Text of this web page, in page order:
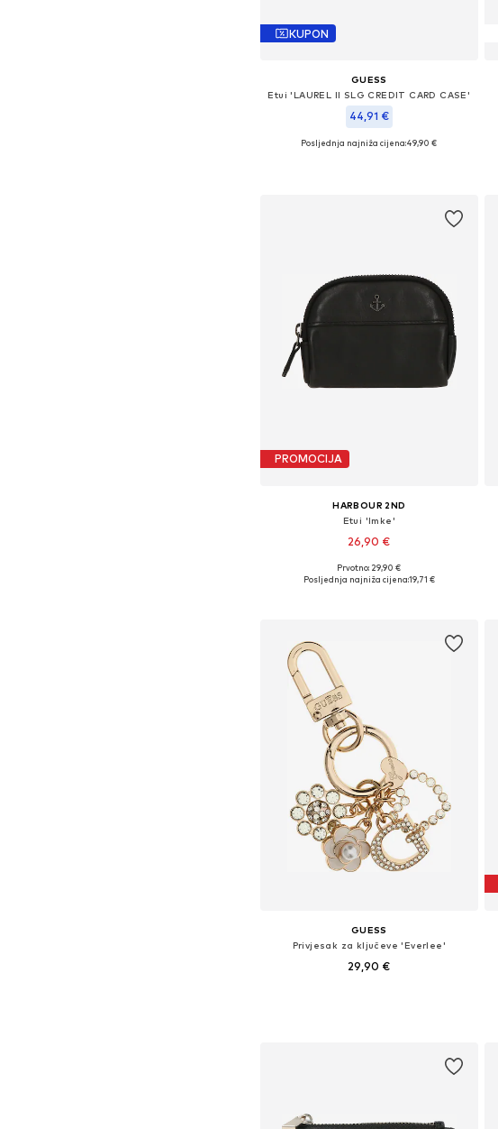
KUPON
GUESS
Etui 'LAUREL II SLG CREDIT CARD CASE'
44,91 €
Dostupne veličine: One Size
Posljednja najniža cijena:49,90 €
PROMOCIJA
HARBOUR 2ND
Etui 'Imke'
26,90 €
Dostupne veličine: One Size
Prvotno: 29,90 €
Posljednja najniža cijena:19,71 €
GUESS
Privjesak za ključeve 'Everlee'
29,90 €